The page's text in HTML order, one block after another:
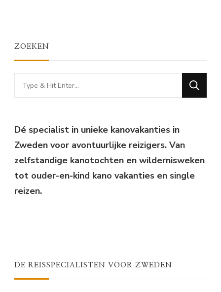
ZOEKEN
Looking
for
Dé specialist in unieke kanovakanties in
Zweden voor avontuurlijke reizigers. Van
zelfstandige kanotochten en wildernisweken
tot ouder-en-kind kano vakanties en single
reizen.
DE REISSPECIALISTEN VOOR ZWEDEN